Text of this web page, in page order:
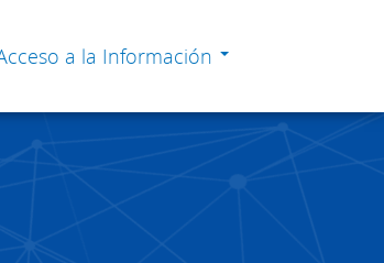
a la Información